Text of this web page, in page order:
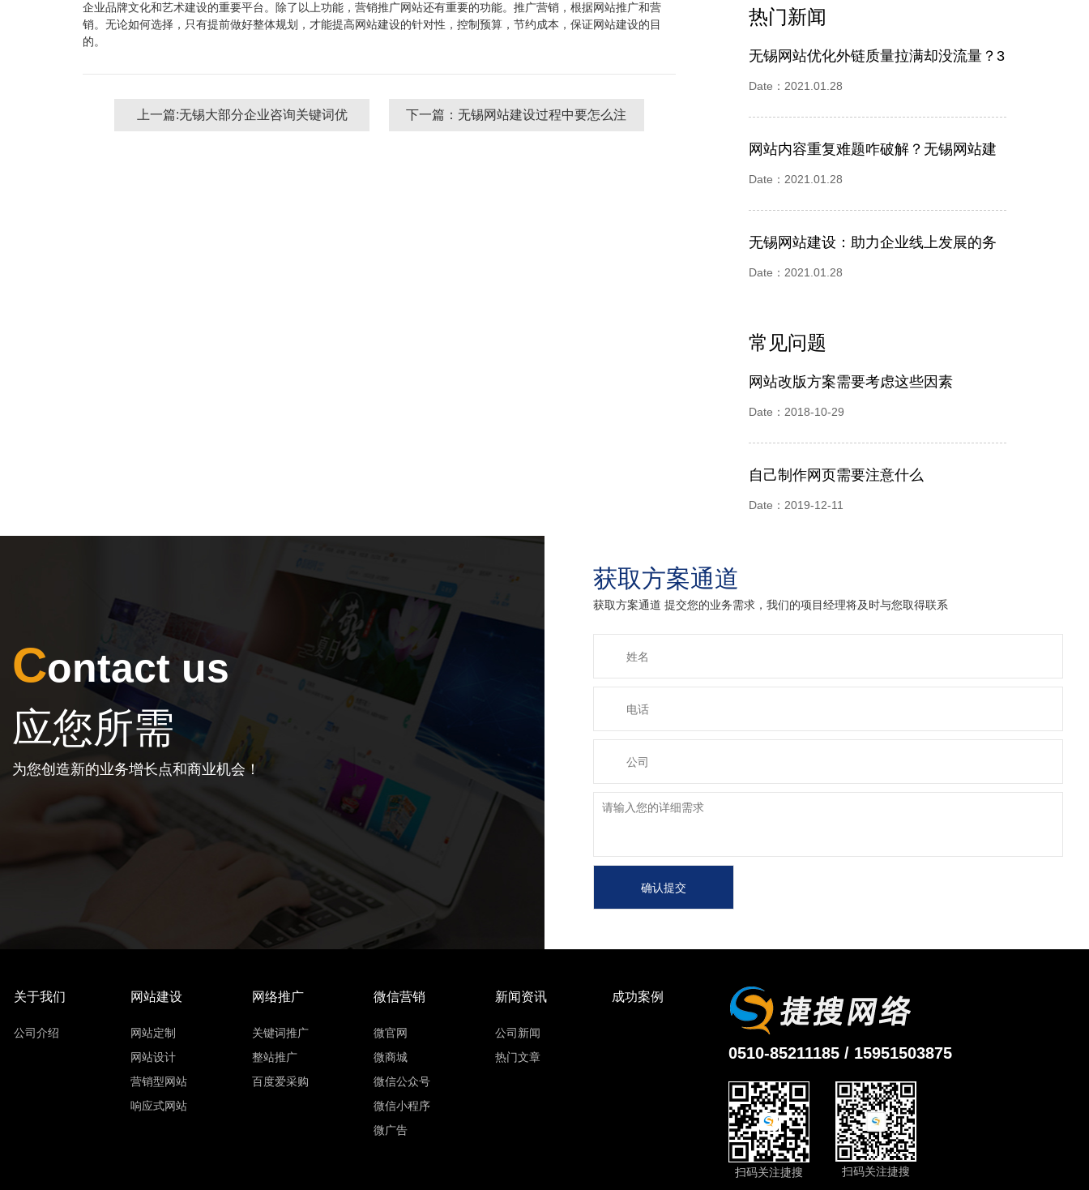
企业品牌文化和艺术建设的重要平台。除了以上功能，营销推广网站还有重要的功能。推广营销，根据网站推广和营
销。无论如何选择，只有提前做好整体规划，才能提高网站建设的针对性，控制预算，节约成本，保证网站建设的目
的。
上一篇:无锡大部分企业咨询关键词优 下一篇：无锡网站建设过程中要怎么注
热门新闻
无锡网站优化外链质量拉满却没流量？3
个核心坑点拆解
Date：2021.01.28
网站内容重复难题咋破解？无锡网站建
设公司来支招
Date：2021.01.28
无锡网站建设：助力企业线上发展的务
实之举
Date：2021.01.28
常见问题
网站改版方案需要考虑这些因素
Date：2018-10-29
自己制作网页需要注意什么
Date：2019-12-11
Contact us
应您所需
为您创造新的业务增长点和商业机会！
获取方案通道
获取方案通道 提交您的业务需求，我们的项目经理将及时与您取得联系
关于我们
公司介绍
网站建设
网站定制
网站设计
营销型网站
响应式网站
网络推广
关键词推广
整站推广
百度爱采购
微信营销
微官网
微商城
微信公众号
微信小程序
微广告
新闻资讯
公司新闻
热门文章
成功案例
0510-85211185 / 15951503875
扫码关注捷搜 扫码关注捷搜